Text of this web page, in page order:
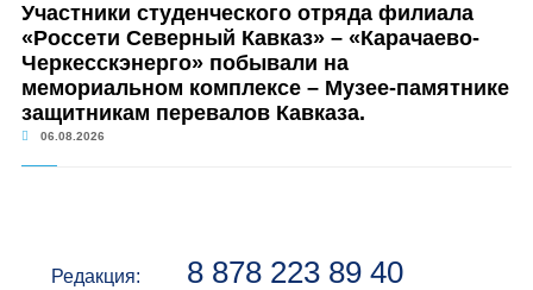
Участники студенческого отряда филиала
«Россети Северный Кавказ» – «Карачаево-
Черкесскэнерго» побывали на
мемориальном комплексе – Музее-памятнике
защитникам перевалов Кавказа.
06.08.2026
Редакция: 8 878 223 89 40